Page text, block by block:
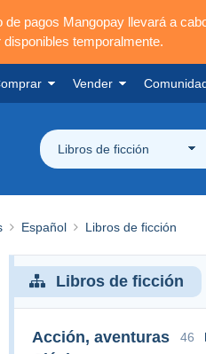
de pagos Mangopay llevará a
temporalmente.
Vender
Libros de ficción
Español Libros de ficción
Libros de ficción
Acción, aventuras 46